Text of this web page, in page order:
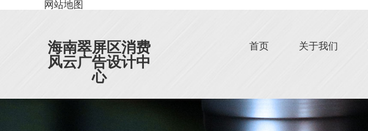
网站地图
海南翠屏区消费
风云广告设计中
心
首页 关于我们